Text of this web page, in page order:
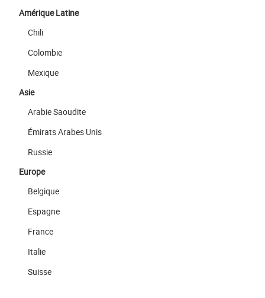
Amérique Latine
Chili
Colombie
Mexique
Asie
Arabie Saoudite
Émirats Arabes Unis
Russie
Europe
Belgique
Espagne
France
Italie
Suisse